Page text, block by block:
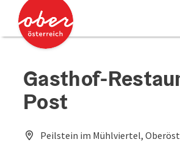
Zum Inhalt
Zum Seitenanfang
Gasthof-
Post
Peilstein im Mühlviertel,